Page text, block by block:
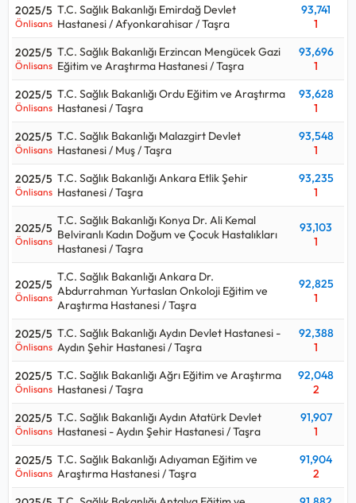
oranında bir artış gerçekleşmiş.
bakıldığındaÖnlisansmezunlarından alımlar yapıldığı
görülüyor.
Sağlık Teknikeri - Anestezi
kadrosu hangi puan türünden
Lisans düzeyinde alım yaparsa: Kpss P3
Önlisans düzeyinde alım yaparsa:
Ortaöğretim düzeyinde alım yaparsa:Kpss P94
Sağlık Teknikeri - Anestezi için kaç puan gerekir, kpss Sağlık
Teknikeri - Anestezi kontenjanı ne kadar sorularının cevaplarını
Sağlık Teknikeri - Anestezi ortalama maaşı aralığı
67.000 TL -
74.000 TLolup, 2026 Ocak teknik hizmetler / sağlık teknikeri
başlangıç maaşıdır.
2025/5
Önlisans
T.C. Sağlık Bakanlığı Emirdağ Devlet
Hastanesi / Afyonkarahisar / Taşra
93,741
1
2025/5
Önlisans
T.C. Sağlık Bakanlığı Erzincan Mengücek Gazi
Eğitim ve Araştırma Hastanesi / Taşra
93,696
1
2025/5
Önlisans
T.C. Sağlık Bakanlığı Ordu Eğitim ve Araştırma
Hastanesi / Taşra
93,628
1
2025/5
Önlisans
T.C. Sağlık Bakanlığı Malazgirt Devlet
Hastanesi / Muş / Taşra
93,548
1
2025/5
Önlisans
T.C. Sağlık Bakanlığı Ankara Etlik Şehir
Hastanesi / Taşra
93,235
1
2025/5
Önlisans
T.C. Sağlık Bakanlığı Konya Dr. Ali Kemal
Belviranlı Kadın Doğum ve Çocuk Hastalıkları
Hastanesi / Taşra
93,103
1
2025/5
Önlisans
T.C. Sağlık Bakanlığı Ankara Dr.
Abdurrahman Yurtaslan Onkoloji Eğitim ve
Araştırma Hastanesi / Taşra
92,825
1
2025/5
Önlisans
T.C. Sağlık Bakanlığı Aydın Devlet Hastanesi -
Aydın Şehir Hastanesi / Taşra
92,388
1
2025/5
Önlisans
T.C. Sağlık Bakanlığı Ağrı Eğitim ve Araştırma
Hastanesi / Taşra
92,048
2
2025/5
Önlisans
T.C. Sağlık Bakanlığı Aydın Atatürk Devlet
Hastanesi - Aydın Şehir Hastanesi / Taşra
91,907
1
2025/5
Önlisans
T.C. Sağlık Bakanlığı Adıyaman Eğitim ve
Araştırma Hastanesi / Taşra
91,904
2